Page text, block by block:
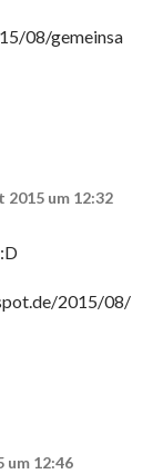
08/gemeinsa
2015 um 12:32
2015/08/
um 12:46